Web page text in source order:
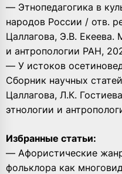
— Этнопедагогика в
народов России / отв.
Цаллагова, Э.В. Екеева.
и антропологии РАН,
— У истоков
Сборник научных
Цаллагова, Л.К.
этнологии и
Избранные статьи:
— Афористические
фольклора как